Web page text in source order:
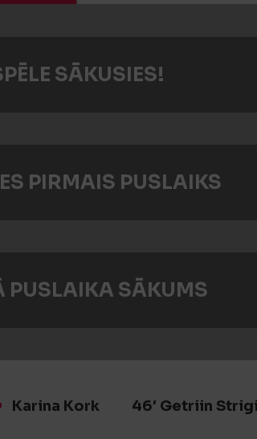
SĀKUSIES!
PIRMAIS PUSLAIKS
PUSLAIKA SĀKUMS
Karina Kork 46′ Getriin